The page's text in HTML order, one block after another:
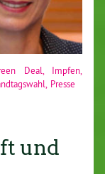
Deal, Impfen,
, Presse
und